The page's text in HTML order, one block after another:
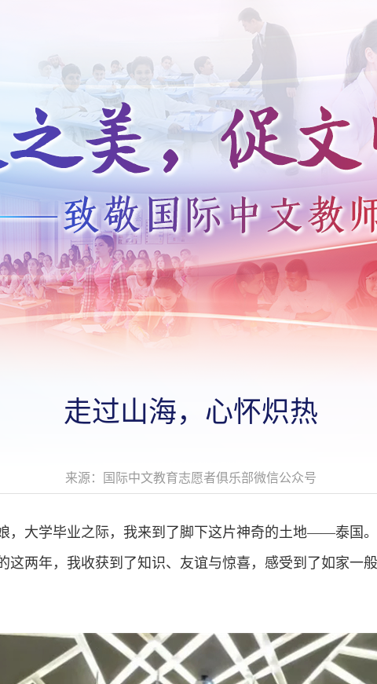
走过山海，心怀炽热
来源：国际中文教育志愿者俱乐部微信公众号
，大学毕业之际，我来到了脚下这片神奇的土地——泰国
这两年，我收获到了知识、友谊与惊喜，感受到了如家一